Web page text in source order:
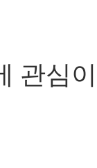
관심